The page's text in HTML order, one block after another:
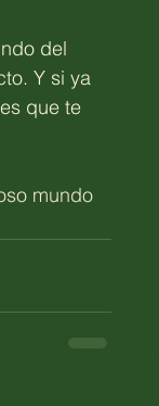
del
Y si ya
que te
mundo